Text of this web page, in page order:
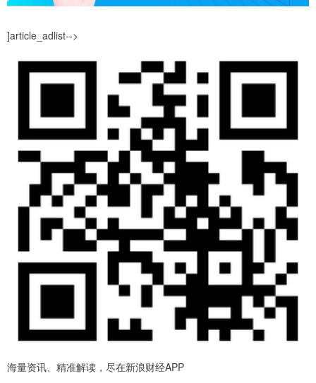
]article_adlist-->
海量资讯、精准解读，尽在新浪财经APP